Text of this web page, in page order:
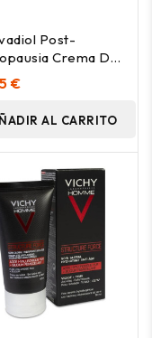
Post-
Crema De
50 Ml
€
AL CARRITO